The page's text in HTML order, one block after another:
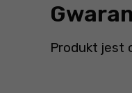
Produkt jest